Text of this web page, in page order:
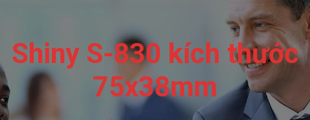
Shiny S-830 kích thước
75x38mm